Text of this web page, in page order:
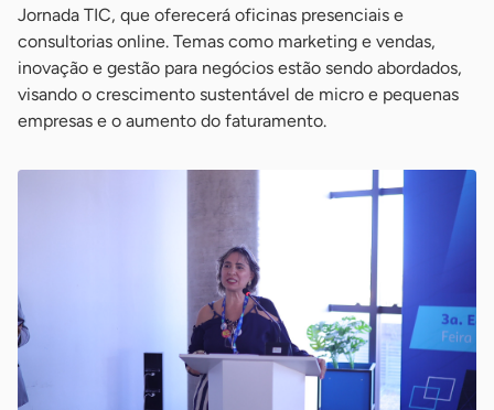
Jornada TIC, que oferecerá oficinas presenciais e
consultorias online. Temas como marketing e vendas,
inovação e gestão para negócios estão sendo abordados,
visando o crescimento sustentável de micro e pequenas
empresas e o aumento do faturamento.